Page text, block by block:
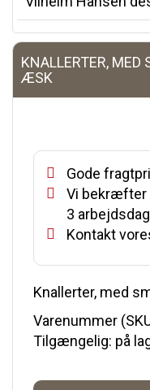
KNALLERTER,
ÆSK
Gode
Vi bekræfter
3
Kontakt
Knallerter, med
Varenummer
Tilgængelig: på